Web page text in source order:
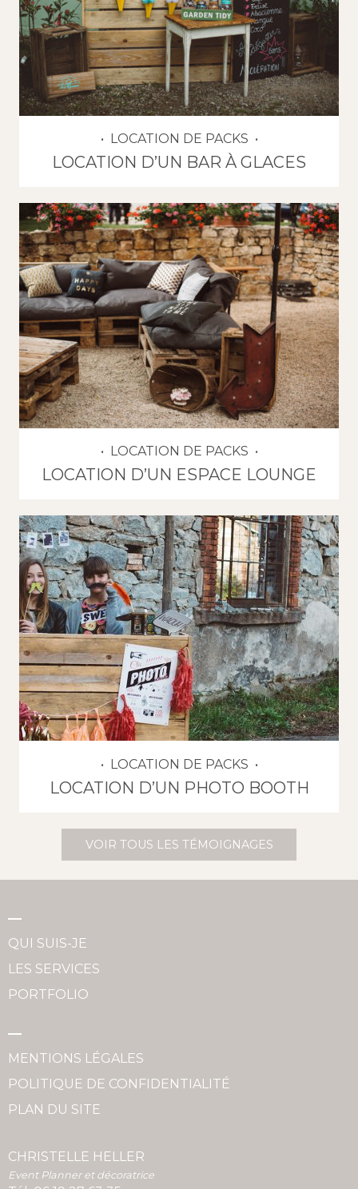
LOCATION DE PACKS
LOCATION D’UN BAR À GLACES
LOCATION DE PACKS
LOCATION D’UN ESPACE LOUNGE
LOCATION DE PACKS
LOCATION D’UN PHOTO BOOTH
VOIR TOUS LES TÉMOIGNAGES
QUI SUIS-JE
LES SERVICES
PORTFOLIO
MENTIONS LÉGALES
POLITIQUE DE CONFIDENTIALITÉ
PLAN DU SITE
CHRISTELLE HELLER
Event Planner et décoratrice